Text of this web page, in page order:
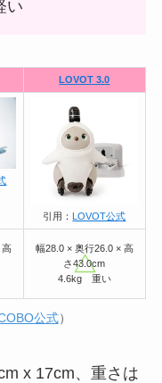
い
LOVOT 3.0
引用： LOVOT公式
高
幅28.0 × 奥行26.0 × 高
さ43.0cm
4.6kg 重い
公式）
x 17cm、重さは